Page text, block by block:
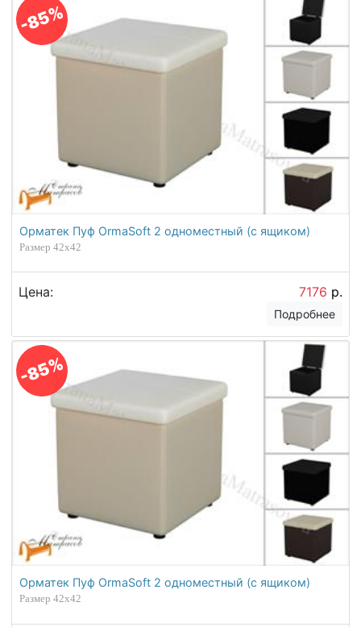
-85%
Орматек Пуф OrmaSoft 2 одноместный (с ящиком)
Размер 42х42
Цена: 7176 р.
Подробнее
-85%
Орматек Пуф OrmaSoft 2 одноместный (с ящиком)
Размер 42х42